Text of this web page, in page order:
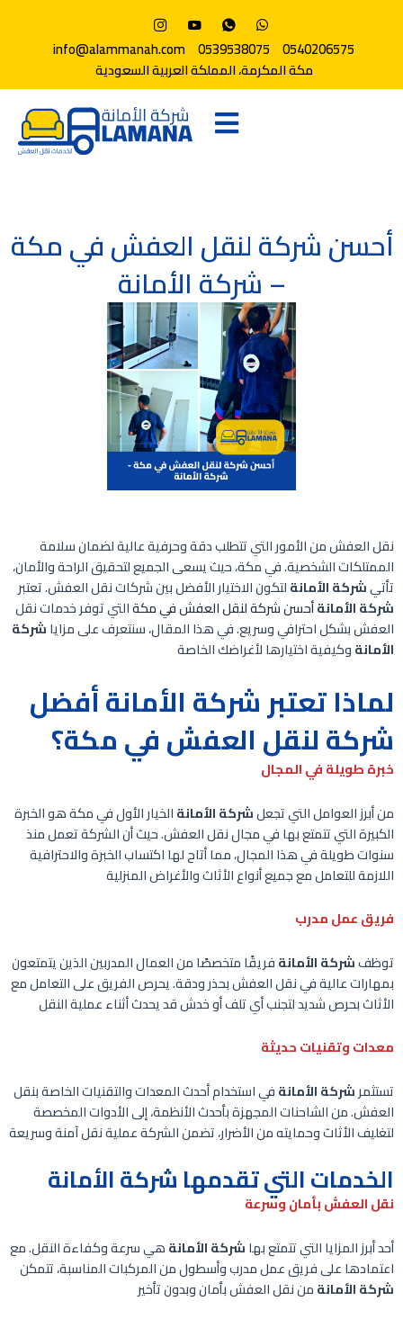
0540206575
0539538075
info@alammanah.com
مكة المكرمة، المملكة العربية السعودية
أحسن شركة لنقل العفش في مكة
– شركة الأمانة
نقل العفش من الأمور التي تتطلب دقة وحرفية عالية لضمان سلامة
الممتلكات الشخصية. في مكة، حيث يسعى الجميع لتحقيق الراحة والأمان،
تأتيشركة الأمانةلتكون الاختيار الأفضل بين شركات نقل العفش. تعتبر
شركة الأمانةأحسن شركة لنقل العفش في مكةالتي توفر خدمات نقل
العفش بشكل احترافي وسريع. في هذا المقال، سنتعرف على مزاياشركة
الأمانةوكيفية اختيارها لأغراضك الخاصة
لماذا تعتبر شركة الأمانة أفضل
شركة لنقل العفش في مكة؟
خبرة طويلة في المجال
من أبرز العوامل التي تجعلشركة الأمانةالخيار الأول في مكة هو الخبرة
الكبيرة التي تتمتع بها في مجال نقل العفش. حيث أن الشركة تعمل منذ
سنوات طويلة في هذا المجال، مما أتاح لها اكتساب الخبرة والاحترافية
اللازمة للتعامل مع جميع أنواع الأثاث والأغراض المنزلية
فريق عمل مدرب
توظفشركة الأمانةفريقًا متخصصًا من العمال المدربين الذين يتمتعون
بمهارات عالية في نقل العفش بحذر ودقة. يحرص الفريق على التعامل مع
الأثاث بحرص شديد لتجنب أي تلف أو خدش قد يحدث أثناء عملية النقل
معدات وتقنيات حديثة
تستثمرشركة الأمانةفي استخدام أحدث المعدات والتقنيات الخاصة بنقل
العفش. من الشاحنات المجهزة بأحدث الأنظمة، إلى الأدوات المخصصة
لتغليف الأثاث وحمايته من الأضرار، تضمن الشركة عملية نقل آمنة وسريعة
الخدمات التي تقدمها شركة الأمانة
نقل العفش بأمان وسرعة
أحد أبرز المزايا التي تتمتع بهاشركة الأمانةهي سرعة وكفاءة النقل. مع
اعتمادها على فريق عمل مدرب وأسطول من المركبات المناسبة، تتمكن
شركة الأمانةمن نقل العفش بأمان وبدون تأخير